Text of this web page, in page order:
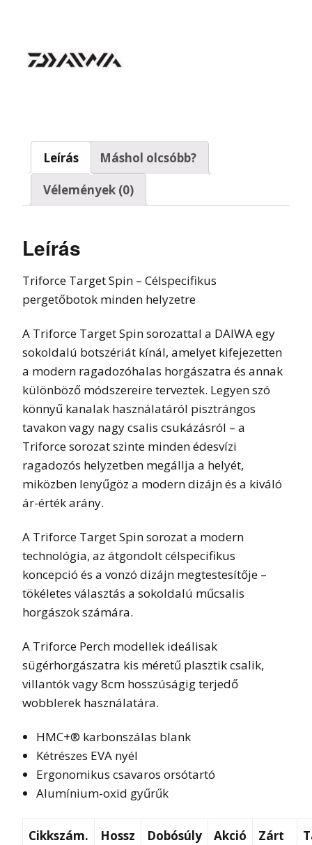
Leírás
Máshol olcsóbb?
Vélemények (0)
Leírás
Triforce Target Spin – Célspecifikus
pergetőbotok minden helyzetre
A Triforce Target Spin sorozattal a DAIWA egy
sokoldalú botszériát kínál, amelyet kifejezetten
a modern ragadozóhalas horgászatra és annak
különböző módszereire terveztek. Legyen szó
könnyű kanalak használatáról pisztrángos
tavakon vagy nagy csalis csukázásról – a
Triforce sorozat szinte minden édesvízi
ragadozós helyzetben megállja a helyét,
miközben lenyűgöz a modern dizájn és a kiváló
ár-érték arány.
A Triforce Target Spin sorozat a modern
technológia, az átgondolt célspecifikus
koncepció és a vonzó dizájn megtestesítője –
tökéletes választás a sokoldalú műcsalis
horgászok számára.
A Triforce Perch modellek ideálisak
sügérhorgászatra kis méretű plasztik csalik,
villantók vagy 8cm hosszúságig terjedő
wobblerek használatára.
HMC+® karbonszálas blank
Kétrészes EVA nyél
Ergonomikus csavaros orsótartó
Alumínium-oxid gyűrűk
Cikkszám. Hossz Dobósúly Akció
Zárt